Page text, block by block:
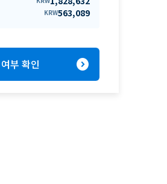
KRW563,089
부 확인 expand_circle_right